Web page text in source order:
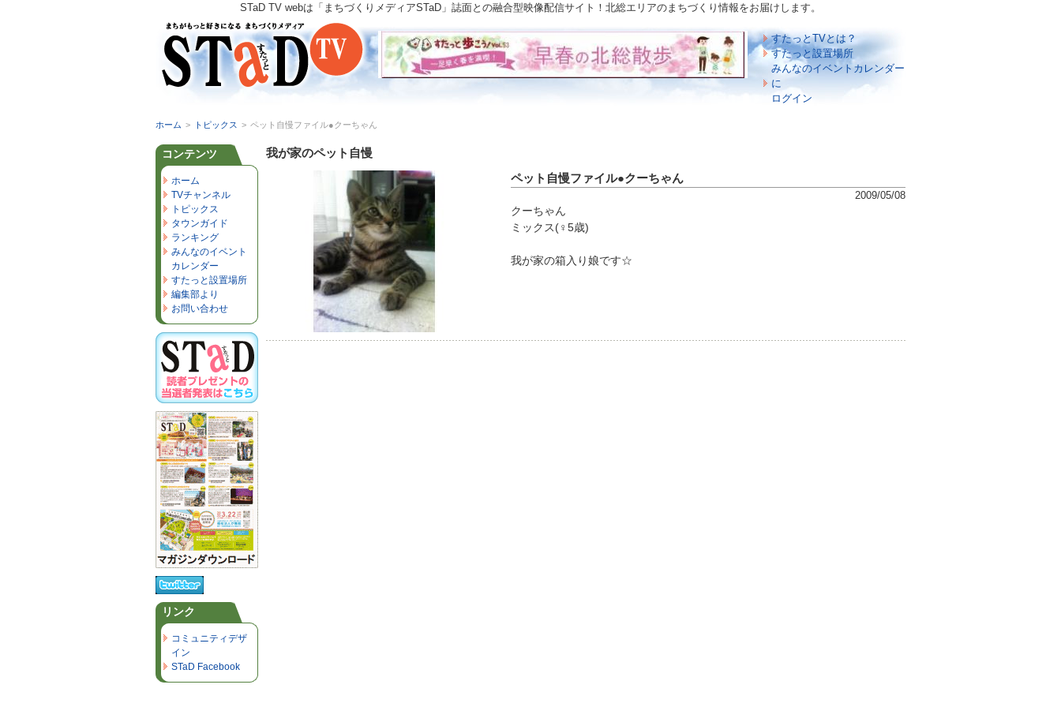
STaD TV webは「まちづくりメディアSTaD」誌面との融合型映像配信サイト！北総エリアのまちづくり情報をお届けします。
すたっとTVとは？
すたっと設置場所
みんなのイベントカレンダー
に
ログイン
ホーム > トピックス > ペット自慢ファイル●クーちゃん
我が家のペット自慢
ペット自慢ファイル●クーちゃん
2009/05/08
クーちゃん
ミックス(♀5歳)
我が家の箱入り娘です☆
コンテンツ
ホーム
TVチャンネル
トピックス
タウンガイド
ランキング
みんなのイベント
カレンダー
すたっと設置場所
編集部より
お問い合わせ
リンク
コミュニティデザ
イン
STaD Facebook